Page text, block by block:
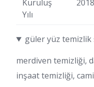
Kuruluş
Yılı
2018
güler yüz
merdiven temizliği,
inşaat temizliği,